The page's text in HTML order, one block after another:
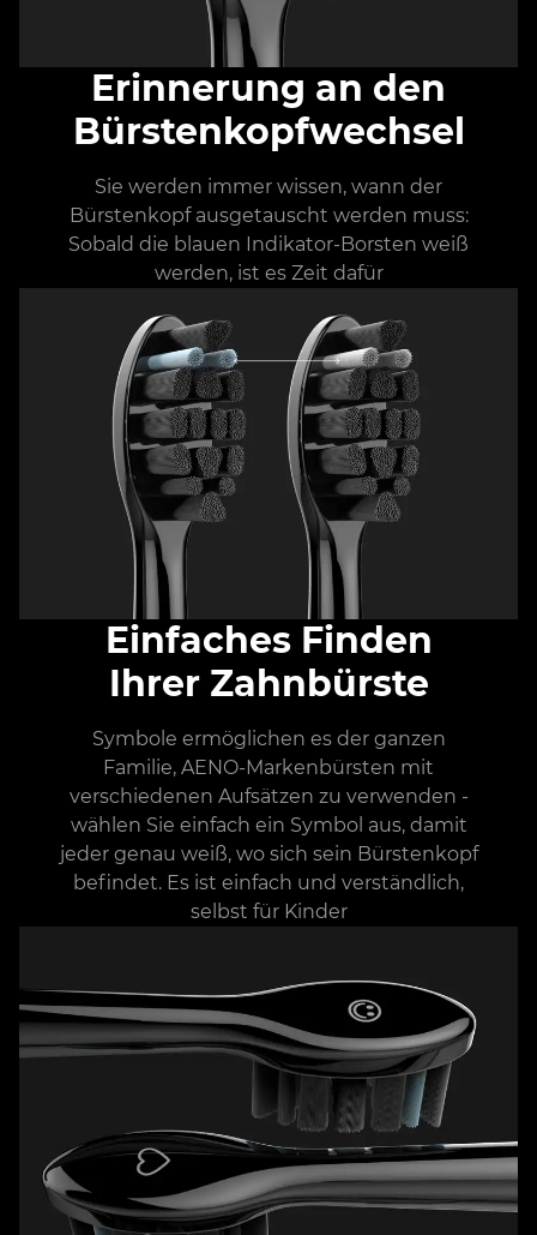
Erinnerung an den
Bürstenkopfwechsel
Sie werden immer wissen, wann der
Bürstenkopf ausgetauscht werden muss:
Sobald die blauen Indikator-Borsten weiß
werden, ist es Zeit dafür
Einfaches Finden
Ihrer Zahnbürste
Symbole ermöglichen es der ganzen
Familie, AENO-Markenbürsten mit
verschiedenen Aufsätzen zu verwenden -
wählen Sie einfach ein Symbol aus, damit
jeder genau weiß, wo sich sein Bürstenkopf
befindet. Es ist einfach und verständlich,
selbst für Kinder